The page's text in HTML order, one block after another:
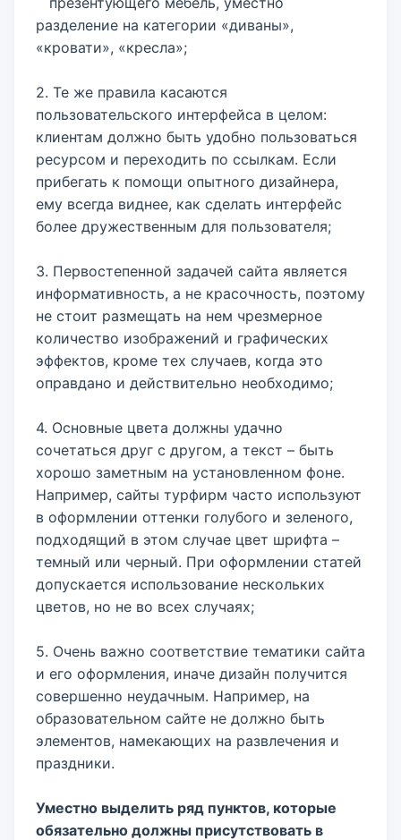
разделение на категории «диваны»,
«кровати», «кресла»;
2. Те же правила касаются
пользовательского интерфейса в целом:
клиентам должно быть удобно пользоваться
ресурсом и переходить по ссылкам. Если
прибегать к помощи опытного дизайнера,
ему всегда виднее, как сделать интерфейс
более дружественным для пользователя;
3. Первостепенной задачей сайта является
информативность, а не красочность, поэтому
не стоит размещать на нем чрезмерное
количество изображений и графических
эффектов, кроме тех случаев, когда это
оправдано и действительно необходимо;
4. Основные цвета должны удачно
сочетаться друг с другом, а текст – быть
хорошо заметным на установленном фоне.
Например, сайты турфирм часто используют
в оформлении оттенки голубого и зеленого,
подходящий в этом случае цвет шрифта –
темный или черный. При оформлении статей
допускается использование нескольких
цветов, но не во всех случаях;
5. Очень важно соответствие тематики сайта
и его оформления, иначе дизайн получится
совершенно неудачным. Например, на
образовательном сайте не должно быть
элементов, намекающих на развлечения и
праздники.
Уместно выделить ряд пунктов, которые
обязательно должны присутствовать в